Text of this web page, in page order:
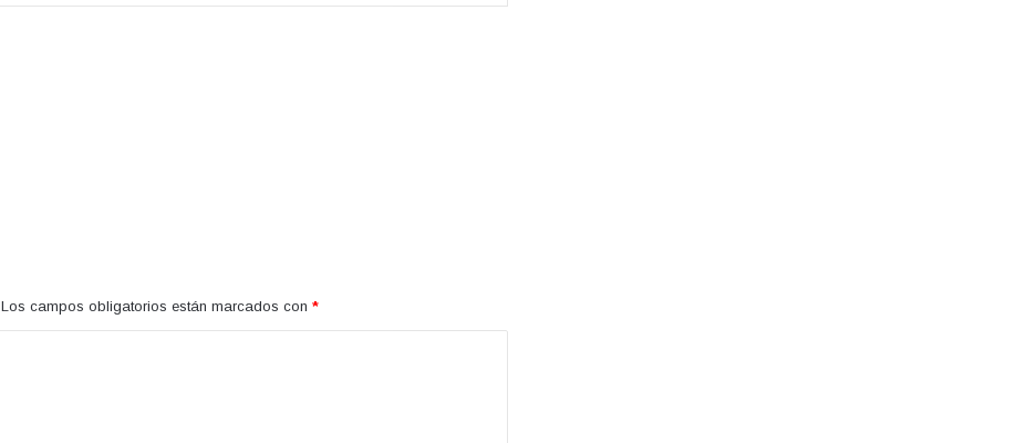
Los campos obligatorios están marcados con *